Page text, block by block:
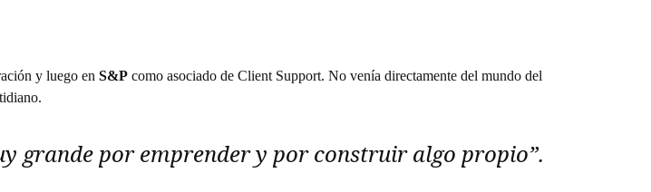
y luego en S&P como asociado de Client Support. No venía directamente del mundo del
grande por emprender y por construir algo propio”.